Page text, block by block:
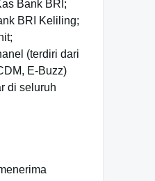
Bank BRI;
BRI Keliling;
(terdiri dari
E-Buzz)
di seluruh